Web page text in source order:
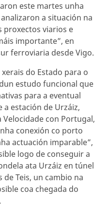
este martes unha
a situación na
proxectos viarios e
importante”, en
ferroviaria desde Vigo.
do Estado para o
estudo funcional que
para a eventual
a estación de Urzáiz,
con Portugal,
conexión co porto
actuación imparable”,
logo de conseguir a
ata Urzáiz en túnel
Teis, un cambio na
coa chegada do